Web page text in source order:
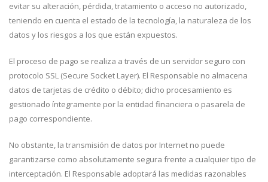
evitar su alteración, pérdida, tratamiento o acceso no autorizado,
teniendo en cuenta el estado de la tecnología, la naturaleza de los
datos y los riesgos a los que están expuestos.
El proceso de pago se realiza a través de un servidor seguro con
protocolo SSL (Secure Socket Layer). El Responsable no almacena
datos de tarjetas de crédito o débito; dicho procesamiento es
gestionado íntegramente por la entidad financiera o pasarela de
pago correspondiente.
No obstante, la transmisión de datos por Internet no puede
garantizarse como absolutamente segura frente a cualquier tipo de
interceptación. El Responsable adoptará las medidas razonables